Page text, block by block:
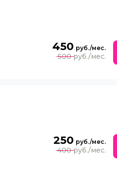
450
500
250
400